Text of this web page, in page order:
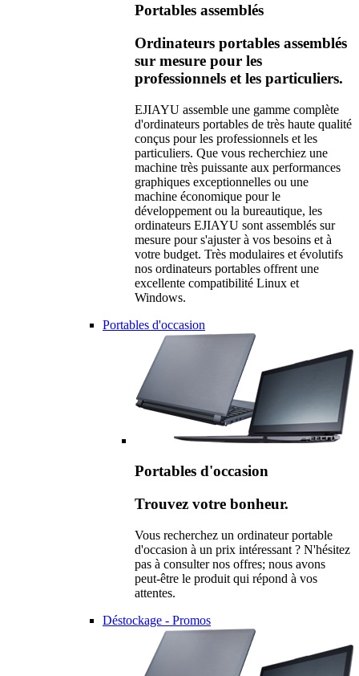
Portables assemblés
Ordinateurs portables assemblés
sur mesure pour les
professionnels et les particuliers.
EJIAYU assemble une gamme complète
d'ordinateurs portables de très haute qualité
conçus pour les professionnels et les
particuliers. Que vous recherchiez une
machine très puissante aux performances
graphiques exceptionnelles ou une
machine économique pour le
développement ou la bureautique, les
ordinateurs EJIAYU sont assemblés sur
mesure pour s'ajuster à vos besoins et à
votre budget. Très modulaires et évolutifs
nos ordinateurs portables offrent une
excellente compatibilité Linux et
Windows.
Portables d'occasion
Portables d'occasion
Trouvez votre bonheur.
Vous recherchez un ordinateur portable
d'occasion à un prix intéressant ? N'hésitez
pas à consulter nos offres; nous avons
peut-être le produit qui répond à vos
attentes.
Déstockage - Promos